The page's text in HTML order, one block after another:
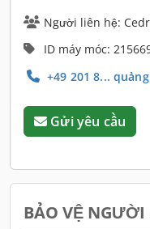
Người liên hệ:
ID máy móc:
+49 201 8...
Gửi yêu cầu
BẢO VỆ NGƯỜI